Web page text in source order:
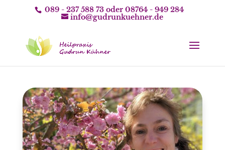
089 - 237 588 73oder 08764 - 949 284
info@gudrunkuehner.de